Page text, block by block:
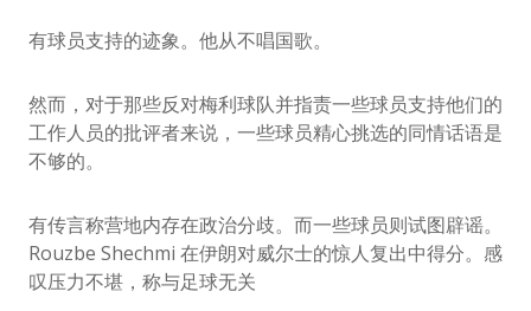
有球员支持的迹象。他从不唱国歌。
然而，对于那些反对梅利球队并指责一些球员支持他们的
工作人员的批评者来说，一些球员精心挑选的同情话语是
不够的。
有传言称营地内存在政治分歧。而一些球员则试图辟谣。
Rouzbe Shechmi 在伊朗对威尔士的惊人复出中得分。感
叹压力不堪，称与足球无关